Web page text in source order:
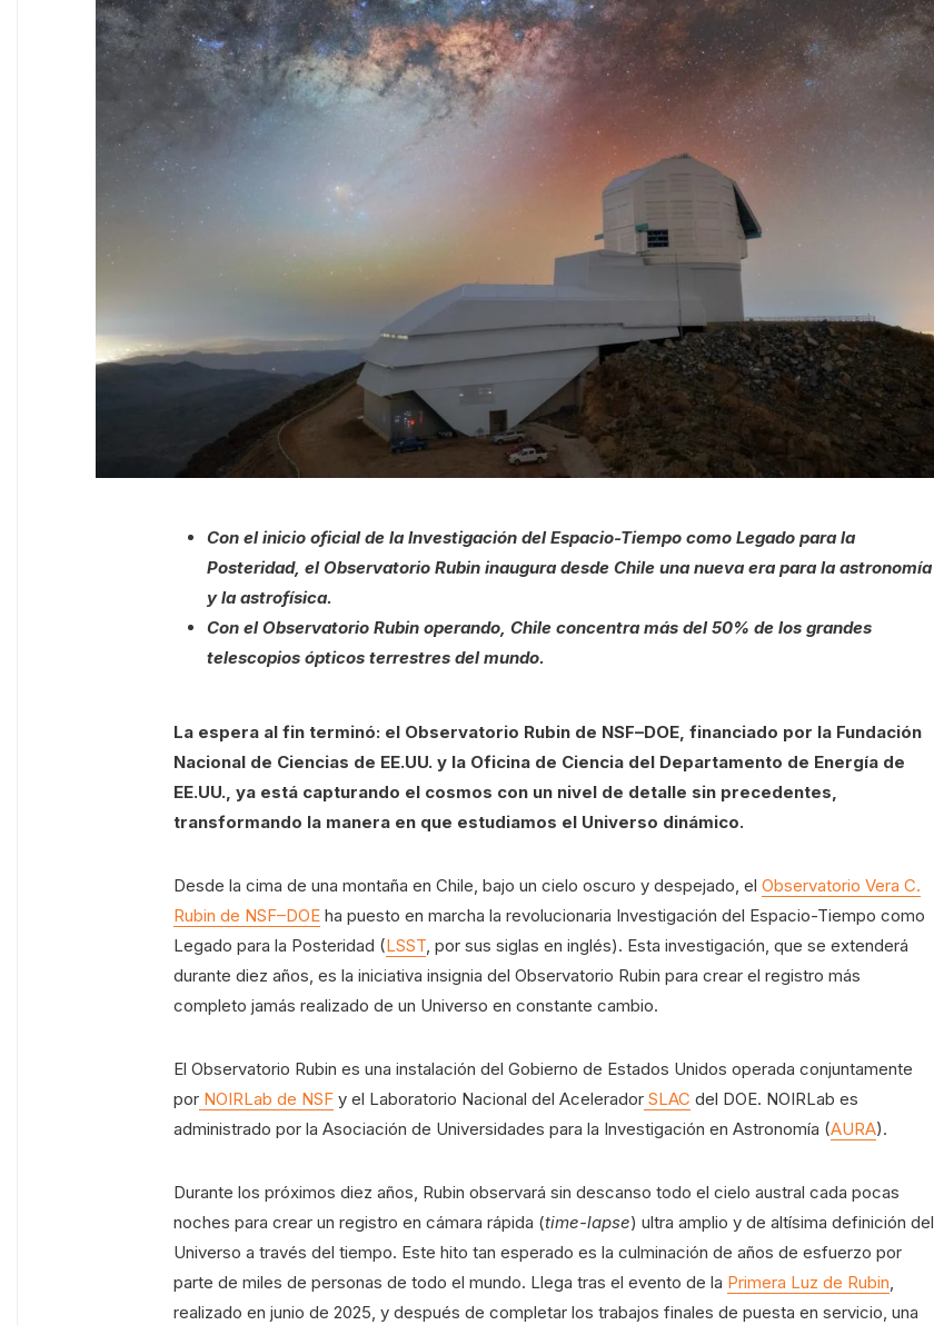
Con el inicio oficial de la Investigación del Espacio-Tiempo como Legado para la
Posteridad, el Observatorio Rubin inaugura desde Chile una nueva era para la astronomía
y la astrofísica.
Con el Observatorio Rubin operando, Chile concentra más del 50% de los grandes
telescopios ópticos terrestres del mundo.
La espera al fin terminó: el Observatorio Rubin de NSF–DOE, financiado por la Fundación
Nacional de Ciencias de EE.UU. y la Oficina de Ciencia del Departamento de Energía de
EE.UU., ya está capturando el cosmos con un nivel de detalle sin precedentes,
transformando la manera en que estudiamos el Universo dinámico.
Desde la cima de una montaña en Chile, bajo un cielo oscuro y despejado, el Observatorio Vera C.
Rubin de NSF–DOE ha puesto en marcha la revolucionaria Investigación del Espacio-Tiempo como
Legado para la Posteridad (LSST, por sus siglas en inglés). Esta investigación, que se extenderá
durante diez años, es la iniciativa insignia del Observatorio Rubin para crear el registro más
completo jamás realizado de un Universo en constante cambio.
El Observatorio Rubin es una instalación del Gobierno de Estados Unidos operada conjuntamente
por NOIRLab de NSF y el Laboratorio Nacional del Acelerador SLAC del DOE. NOIRLab es
administrado por la Asociación de Universidades para la Investigación en Astronomía (AURA).
Durante los próximos diez años, Rubin observará sin descanso todo el cielo austral cada pocas
noches para crear un registro en cámara rápida (time-lapse) ultra amplio y de altísima definición del
Universo a través del tiempo. Este hito tan esperado es la culminación de años de esfuerzo por
parte de miles de personas de todo el mundo. Llega tras el evento de la Primera Luz de Rubin,
realizado en junio de 2025, y después de completar los trabajos finales de puesta en servicio, una